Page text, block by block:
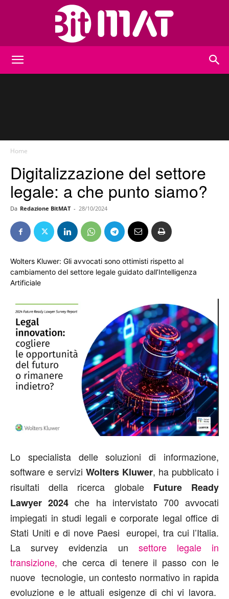
Home
Digitalizzazione del settore
legale: a che punto siamo?
Da Redazione BitMAT - 28/10/2024
Wolters Kluwer: Gli avvocati sono ottimisti rispetto al
cambiamento del settore legale guidato dall’Intelligenza
Artificiale
Lo specialista delle soluzioni di informazione,
software e servizi Wolters Kluwer, ha pubblicato i
risultati della ricerca globale Future Ready
Lawyer 2024che ha intervistato 700 avvocati
impiegati in studi legali e corporate legal office di
Stati Uniti e di nove Paesi europei, tra cui l’Italia.
La survey evidenzia un settore legale in
transizione, che cerca di tenere il passo con le
nuove tecnologie, un contesto normativo in rapida
evoluzione e le attuali esigenze di chi vi lavora.